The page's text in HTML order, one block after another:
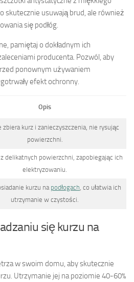
skutecznie usuwają brud, ale również
się podłóg.
pamiętaj o dokładnym ich
producenta. Pozwól, aby
ponownym używaniem
efekt ochronny.
Opis
zbiera kurz i zanieczyszczenia, nie rysując
powierzchni.
delikatnych powierzchni, zapobiegając ich
elektryzowaniu.
kurzu na podłogach , co ułatwia ich
utrzymanie w czystości.
się kurzu na
w swoim domu, aby skutecznie
Utrzymanie jej na poziomie 40-60%